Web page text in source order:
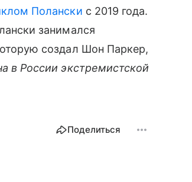
Полански с 2019 года.
занимался
создал Шон Паркер,
в России экстремистской
Поделиться